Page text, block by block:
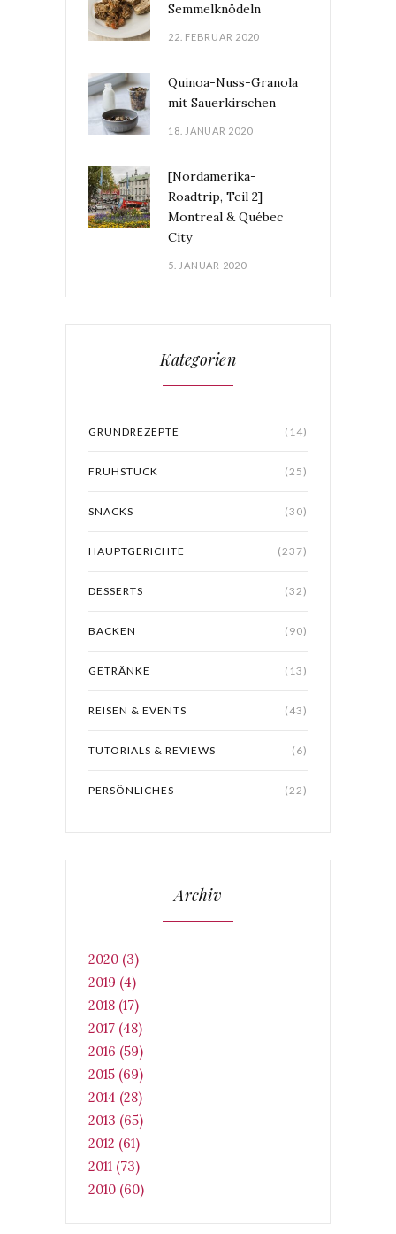
Semmelknödeln
22. FEBRUAR 2020
Quinoa-Nuss-Granola
mit Sauerkirschen
18. JANUAR 2020
[Nordamerika-
Roadtrip, Teil 2]
Montreal & Québec
City
5. JANUAR 2020
Kategorien
GRUNDREZEPTE (14)
FRÜHSTÜCK (25)
SNACKS (30)
HAUPTGERICHTE (237)
DESSERTS (32)
BACKEN (90)
GETRÄNKE (13)
REISEN & EVENTS (43)
TUTORIALS & REVIEWS (6)
PERSÖNLICHES (22)
Archiv
2020 (3)
2019 (4)
2018 (17)
2017 (48)
2016 (59)
2015 (69)
2014 (28)
2013 (65)
2012 (61)
2011 (73)
2010 (60)